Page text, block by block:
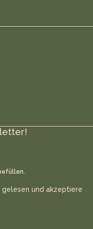
gelesen und akzeptiere